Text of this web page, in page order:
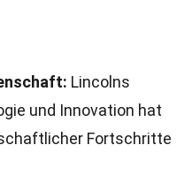
Lincolns
und Innovation hat
Fortschritte